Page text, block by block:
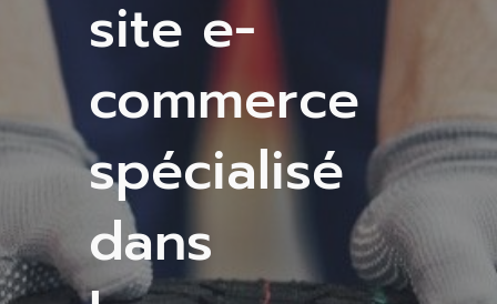
site e-
commerce
spécialisé
dans